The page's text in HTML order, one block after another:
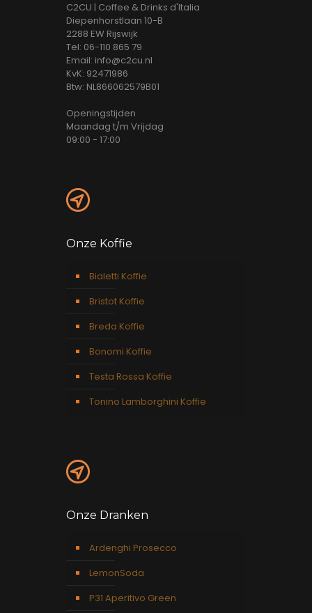
C2CU | Coffee & Drinks d'Italia
Diepenhorstlaan 10-B
2288 EW Rijswijk
Tel: 06-110 865 79
Email: info@c2cu.nl
KvK: 92471986
Btw: NL866062579B01
Openingstijden
Maandag t/m Vrijdag
09:00 - 17:00
Onze Koffie
Bialetti Koffie
Bristot Koffie
Breda Koffie
Bonomi Koffie
Testa Rossa Koffie
Tonino Lamborghini Koffie
Onze Dranken
Ardenghi Prosecco
LemonSoda
P31 Aperitivo Green